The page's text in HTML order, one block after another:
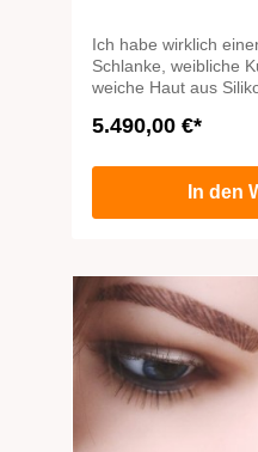
Ich habe wirklich
Schlanke, weibliche
weiche Haut aus
Schultern fällt. Nur in
herausfinden?
5.490,00 €*
In den